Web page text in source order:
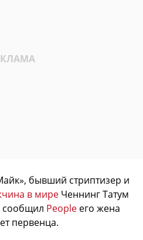
бывший стриптизер и
в мире Ченнинг Татум
сообщил People его жена
первенца.